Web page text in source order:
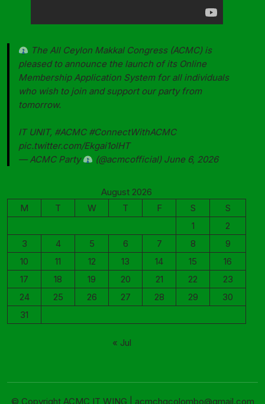
The All Ceylon Makkal Congress (ACMC) is
pleased to announce the launch of its Online
Membership Application System for all individuals
who wish to join and support our party from
tomorrow.
IT UNIT, #ACMC #ConnectWithACMC
pic.twitter.com/Ekgai1olHT
— ACMC Party
(@acmcofficial) June 6, 2026
August 2026
M
T W T F S
S
1
2
3
4 5 6 7 8
9
10
11 12 13 14 15
16
17
18 19 20 21 22
23
24
25 26 27 28 29
30
31
« Jul
© Copyright ACMC IT WING | acmchqcolombo@gmail.com